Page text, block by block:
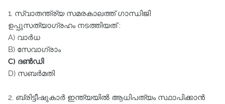
1. സ്വാതന്ത്ര്യ സമരകാലത്ത്‌ ഗാന്ധിജി
ഉപ്പുസത്യാഗ്രഹം നടത്തിയത്‌ :
A) വാർധ
B) സേവാഗ്രാം
C) ദൺഡി
D) സബർമതി
2. ബ്രിട്ടീഷുകാർ ഇന്ത്യയിൽ ആധിപത്യം സ്ഥാപിക്കാൻ